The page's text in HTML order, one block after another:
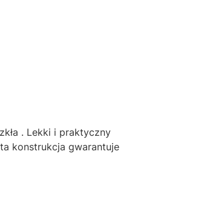
. Lekki i praktyczny
konstrukcja gwarantuje